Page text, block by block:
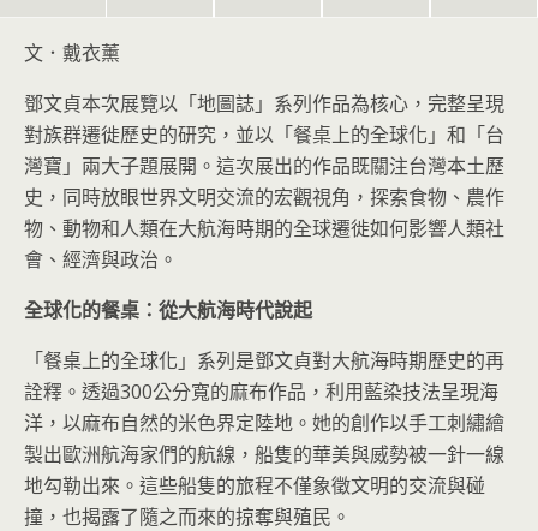
文．戴衣薰
鄧文貞本次展覽以「地圖誌」系列作品為核心，完整呈現
對族群遷徙歷史的研究，並以「餐桌上的全球化」和「台
灣寶」兩大子題展開。這次展出的作品既關注台灣本土歷
史，同時放眼世界文明交流的宏觀視角，探索食物、農作
物、動物和人類在大航海時期的全球遷徙如何影響人類社
會、經濟與政治。
全球化的餐桌：從大航海時代說起
「餐桌上的全球化」系列是鄧文貞對大航海時期歷史的再
詮釋。透過300公分寬的麻布作品，利用藍染技法呈現海
洋，以麻布自然的米色界定陸地。她的創作以手工刺繡繪
製出歐洲航海家們的航線，船隻的華美與威勢被一針一線
地勾勒出來。這些船隻的旅程不僅象徵文明的交流與碰
撞，也揭露了隨之而來的掠奪與殖民。